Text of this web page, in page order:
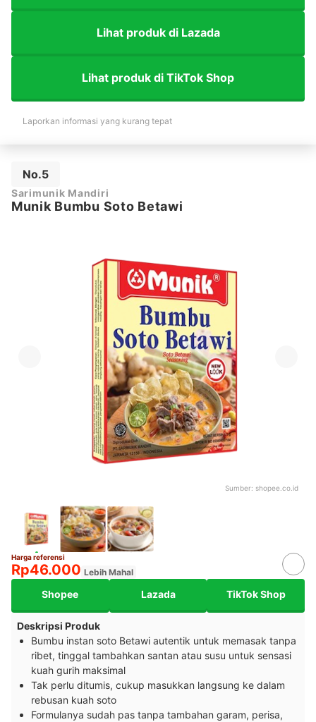
Lihat produk di Lazada
Lihat produk di TikTok Shop
Laporkan informasi yang kurang tepat
No.5
Sarimunik Mandiri
Munik Bumbu Soto Betawi
Sumber: shopee.co.id
Harga referensi
Rp46.000 Lebih Mahal
Shopee Lazada TikTok Shop
Deskripsi Produk
Bumbu instan soto Betawi autentik untuk memasak tanpa
ribet, tinggal tambahkan santan atau susu untuk sensasi
kuah gurih maksimal
Tak perlu ditumis, cukup masukkan langsung ke dalam
rebusan kuah soto
Formulanya sudah pas tanpa tambahan garam, perisa,